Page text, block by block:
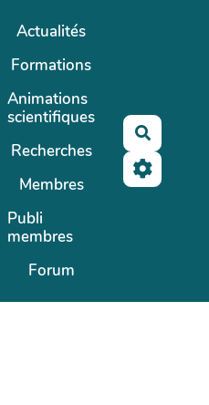
Actualités
Formations
Animations
scientifiques
Recherches
Membres
Publi
membres
Forum